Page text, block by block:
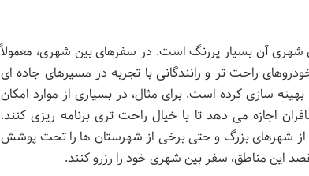
آن بسیار پررنگ است. در سفرهای بین شهری، معمولاً
راحت تر و رانندگانی با تجربه در مسیرهای جاده ای
سازی کرده است. برای مثال، در بسیاری از موارد امکان
اجازه می دهد تا با خیال راحت تری برنامه ریزی کنند.
از شهرهای بزرگ و حتی برخی از شهرستان ها را تحت پوشش
این مناطق، سفر بین شهری خود را رزرو کنند.